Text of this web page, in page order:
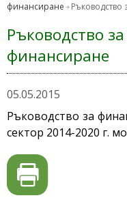
финансиране
Ръководство
финансиране
05.05.2015
Ръководство за
сектор 2014-2020 г.